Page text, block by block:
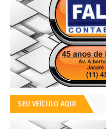
SEU VEÍCULO AQUI